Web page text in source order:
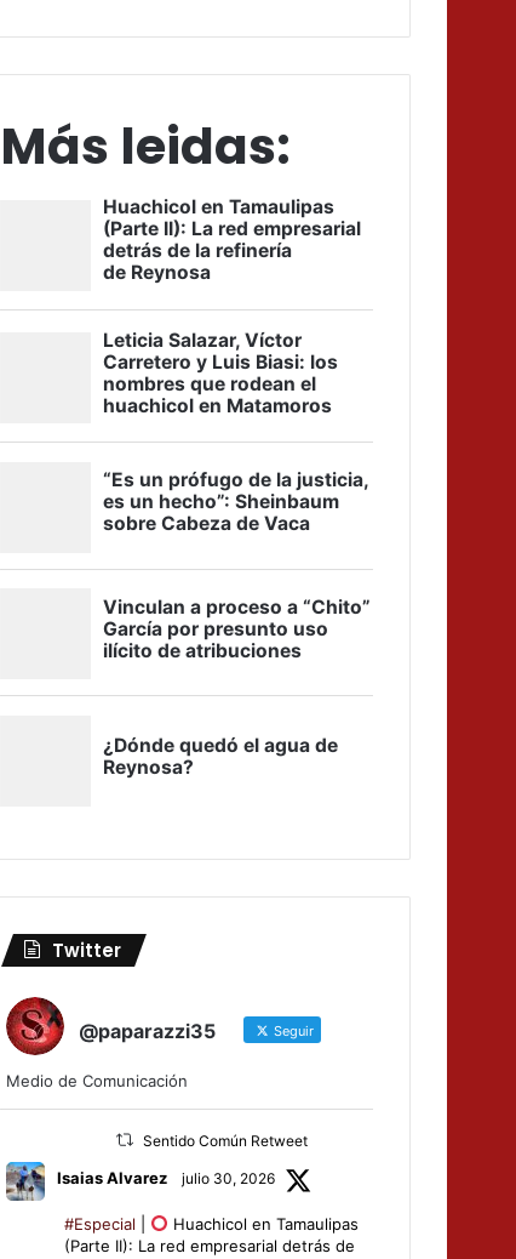
Más leidas:
Twitter
@paparazzi35 Seguir
Medio de Comunicación
Sentido Común Retweet
Isaias Alvarez julio 30, 2026
#Especial
Huachicol en Tamaulipas
(Parte II): La red empresarial detrás de